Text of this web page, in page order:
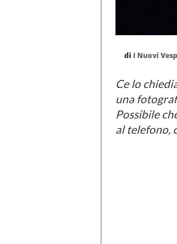
di I Nuovi
Ce lo
una
Possibile
al telefono,